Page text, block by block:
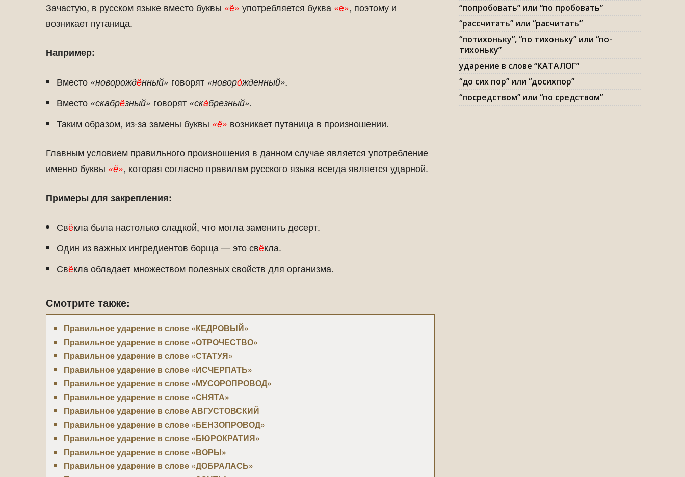
Зачастую, в русском языке вместо буквы «ё» употребляется буква «е», поэтому и
возникает путаница.
Например:
Вместо «новорождённый» говорят «новоро́жденный».
Вместо «скабрёзный» говорят «ска́брезный».
Таким образом, из-за замены буквы «ё» возникает путаница в произношении.
Главным условием правильного произношения в данном случае является употребление
именно буквы «ё», которая согласно правилам русского языка всегда является ударной.
Примеры для закрепления:
Свёкла была настолько сладкой, что могла заменить десерт.
Один из важных ингредиентов борща — это свёкла.
Свёкла обладает множеством полезных свойств для организма.
Смотрите также:
Правильное ударение в слове «КЕДРОВЫЙ»
Правильное ударение в слове «ОТРОЧЕСТВО»
Правильное ударение в слове «СТАТУЯ»
Правильное ударение в слове «ИСЧЕРПАТЬ»
Правильное ударение в слове «МУСОРОПРОВОД»
Правильное ударение в слове «СНЯТА»
Правильное ударение в слове АВГУСТОВСКИЙ
Правильное ударение в слове «БЕНЗОПРОВОД»
Правильное ударение в слове «БЮРОКРАТИЯ»
Правильное ударение в слове «ВОРЫ»
Правильное ударение в слове «ДОБРАЛАСЬ»
“попробовать” или “по пробовать”
“рассчитать” или “расчитать”
“потихоньку”, “по тихоньку” или “по-
тихоньку”
ударение в слове “КАТАЛОГ”
“до сих пор” или “досихпор”
“посредством” или “по средством”